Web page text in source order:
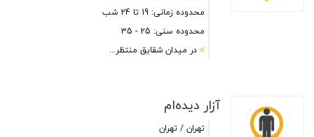
محدوده زمانی: 19 تا 24 شب
محدوده سنی: 25 - 35
در میدان شقایق منتظر...
آزار دیده‌ام
تهران / تهران